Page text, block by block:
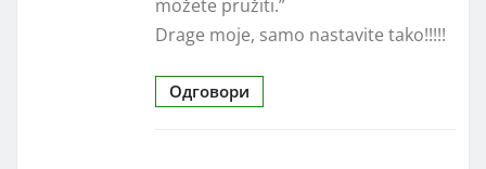
možete pružiti.”
Drage moje, samo nastavite tako!!!!!
Одговори